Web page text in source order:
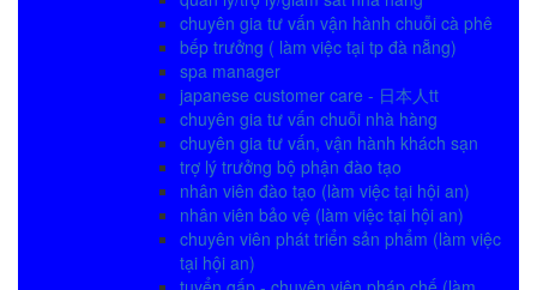
chuyên gia tư vấn vận hành chuỗi cà phê
bếp trưởng ( làm việc tại tp đà nẵng)
spa manager
japanese customer care - 日本人tt
chuyên gia tư vấn chuỗi nhà hàng
chuyên gia tư vấn, vận hành khách sạn
trợ lý trưởng bộ phận đào tạo
nhân viên đào tạo (làm việc tại hội an)
nhân viên bảo vệ (làm việc tại hội an)
chuyên viên phát triển sản phẩm (làm việc
tại hội an)